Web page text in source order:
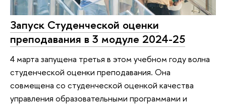
Запуск Студенческой оценки
преподавания в 3 модуле 2024-25
4 марта запущена третья в этом учебном году волна
студенческой оценки преподавания. Она
совмещена со студенческой оценкой качества
управления образовательными программами и